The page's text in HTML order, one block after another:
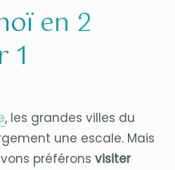
en 2
1
, les grandes villes du
une escale. Mais
préférons visiter